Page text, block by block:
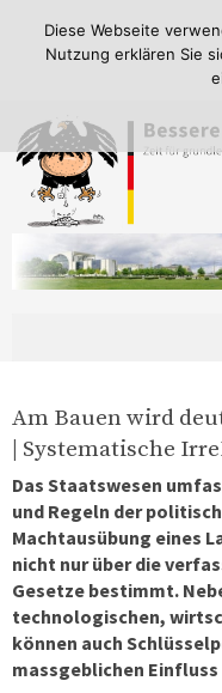
Am Bauen wird
| Systematische
Das Staatswesen
und Regeln der
Machtausübung eines
nicht nur über die
Gesetze bestimmt.
technologischen,
können auch
massgeblichen
Diese Webseite
Nutzung erklären Sie